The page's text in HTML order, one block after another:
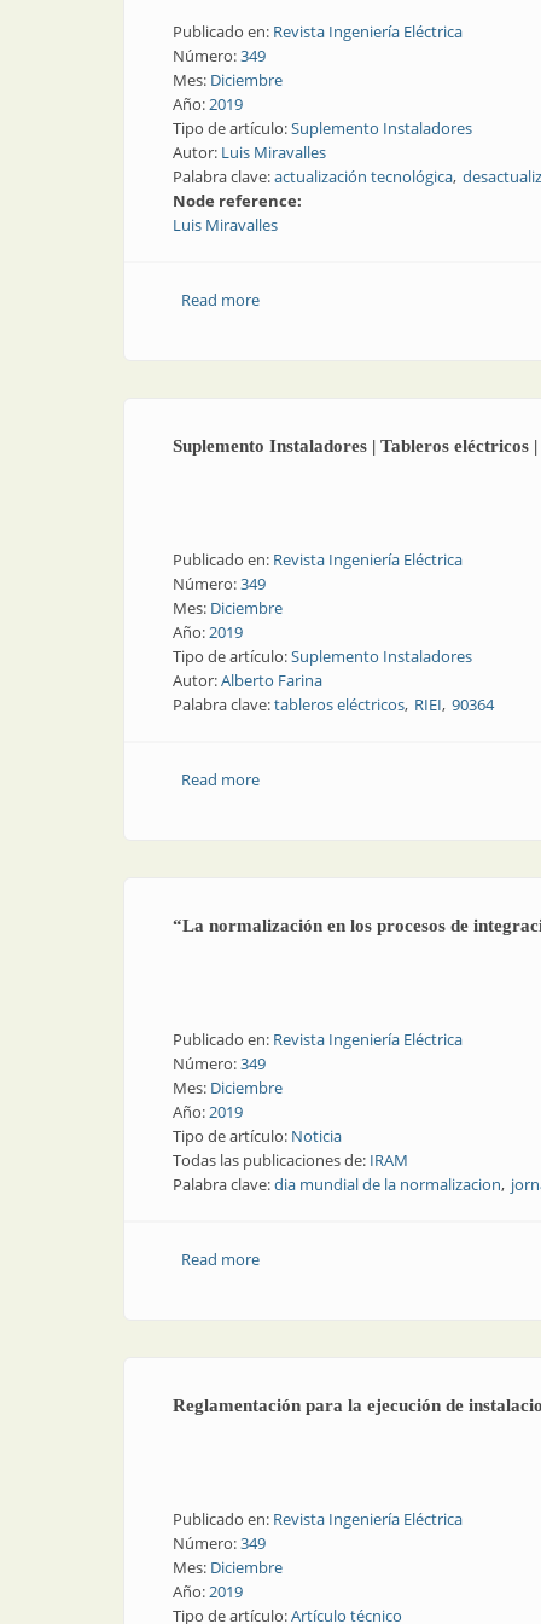
Publicado en: Revista Ingeniería Eléctrica
Número:349
Mes: Diciembre
Año:2019
Tipo de artículo:Suplemento Instaladores
Autor: Luis Miravalles
Palabra clave:actualización tecnológica
Node reference:
Luis Miravalles
Read moreabout Reconstrucción de la industria:
Suplemento Instaladores | Tableros
Publicado en: Revista Ingeniería Eléctrica
Número:349
Mes: Diciembre
Año:2019
Tipo de artículo:Suplemento Instaladores
Autor:Alberto Farina
Palabra clave:tableros eléctricos RIEI 90364
Read moreabout Suplemento Instaladores |
“La normalización en los procesos de
Publicado en: Revista Ingeniería Eléctrica
Número:349
Mes: Diciembre
Año:2019
Tipo de artículo: Noticia
Todas las publicaciones de: IRAM
Palabra clave:dia mundial de la normalizacion
Read moreabout “La normalización en los
Reglamentación para la ejecución de
Publicado en: Revista Ingeniería Eléctrica
Número:349
Mes: Diciembre
Año:2019
Tipo de artículo:Artículo técnico